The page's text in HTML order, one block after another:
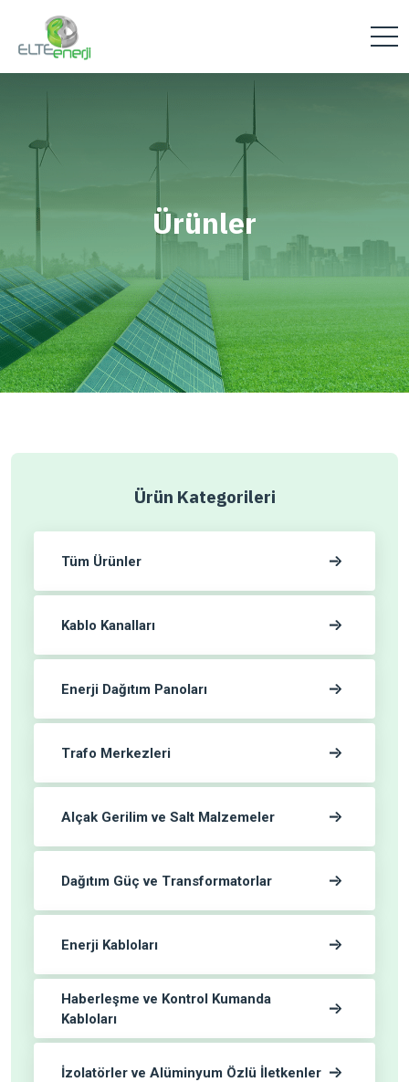
Ürünler
Ürün Kategorileri
Tüm Ürünler
Kablo Kanalları
Enerji Dağıtım Panoları
Trafo Merkezleri
Alçak Gerilim ve Salt Malzemeler
Dağıtım Güç ve Transformatorlar
Enerji Kabloları
Haberleşme ve Kontrol Kumanda
Kabloları
İzolatörler ve Alüminyum Özlü İletkenler